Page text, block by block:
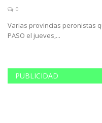
0
Varias provincias peronistas
PASO el jueves,...
PUBLICIDAD